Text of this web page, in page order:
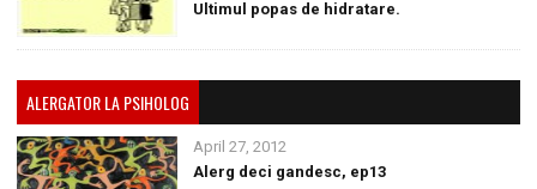
Ultimul popas de hidratare.
ALERGATOR LA PSIHOLOG
April 27, 2012
Alerg deci gandesc, ep13